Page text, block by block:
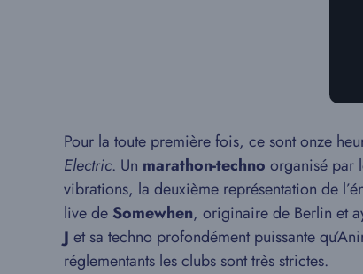
Pour la toute première fois, ce sont onze
Electric. Un marathon-techno organisé par
vibrations, la deuxième représentation de
live de Somewhen, originaire de Berlin et
J et sa techno profondément puissante
réglementants les clubs sont très strictes.